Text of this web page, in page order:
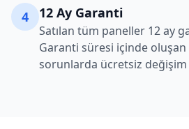
4 12 Ay Garanti
Satılan tüm paneller 12 ay
Garanti süresi içinde
sorunlarda ücretsiz değişim